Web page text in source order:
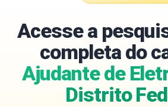
Acesse a
completa do
Ajudante de
Distrito